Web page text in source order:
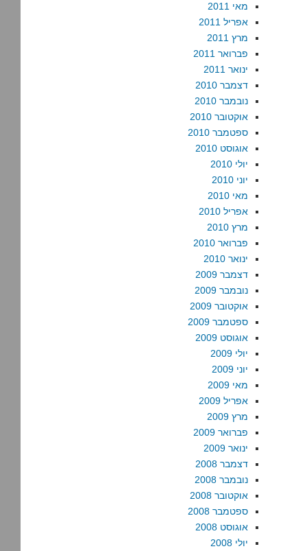
מאי 2011
אפריל 2011
מרץ 2011
פברואר 2011
ינואר 2011
דצמבר 2010
נובמבר 2010
אוקטובר 2010
ספטמבר 2010
אוגוסט 2010
יולי 2010
יוני 2010
מאי 2010
אפריל 2010
מרץ 2010
פברואר 2010
ינואר 2010
דצמבר 2009
נובמבר 2009
אוקטובר 2009
ספטמבר 2009
אוגוסט 2009
יולי 2009
יוני 2009
מאי 2009
אפריל 2009
מרץ 2009
פברואר 2009
ינואר 2009
דצמבר 2008
נובמבר 2008
אוקטובר 2008
ספטמבר 2008
אוגוסט 2008
יולי 2008